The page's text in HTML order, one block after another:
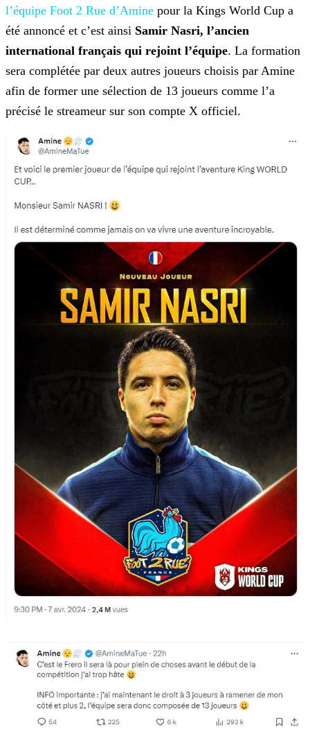
l’équipe Foot 2 Rue d’Amine pour la Kings World Cup a
été annoncé et c’est ainsi Samir Nasri, l’ancien
international français qui rejoint l’équipe. La formation
sera complétée par deux autres joueurs choisis par Amine
afin de former une sélection de 13 joueurs comme l’a
précisé le streameur sur son compte X officiel.